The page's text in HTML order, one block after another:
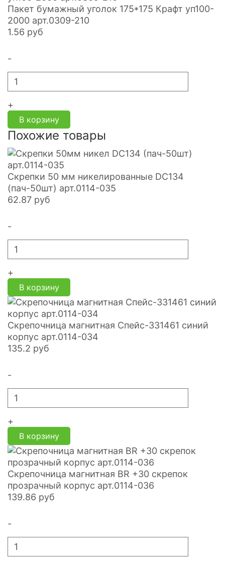
Пакет бумажный уголок 175*175 Крафт уп100-
2000 арт.0309-210
1.56 руб
-
+
В корзину
Похожие товары
Скрепки 50 мм никелированные DC134
(пач-50шт) арт.0114-035
62.87 руб
-
+
В корзину
Скрепочница магнитная Спейс-331461 синий
корпус арт.0114-034
135.2 руб
-
+
В корзину
Скрепочница магнитная BR +30 скрепок
прозрачный корпус арт.0114-036
139.86 руб
-